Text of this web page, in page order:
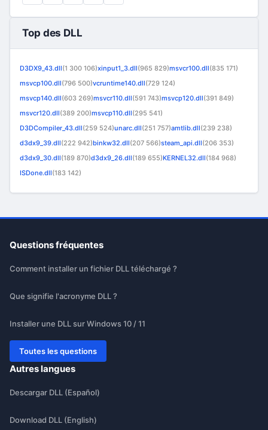
Top des DLL
D3DX9_43.dll(1 300 106)xinput1_3.dll(965 829)msvcr100.dll(835 171)
msvcp100.dll(796 500)vcruntime140.dll(729 124)
msvcp140.dll(603 269)msvcr110.dll(591 743)msvcp120.dll(391 849)
msvcr120.dll(389 200)msvcp110.dll(295 541)
D3DCompiler_43.dll(259 524)unarc.dll(251 757)amtlib.dll(239 238)
d3dx9_39.dll(222 942)binkw32.dll(207 566)steam_api.dll(206 353)
d3dx9_30.dll(189 870)d3dx9_26.dll(189 655)KERNEL32.dll(184 968)
ISDone.dll(183 142)
Questions fréquentes
Comment installer un fichier DLL téléchargé ?
Que signifie l'acronyme DLL ?
Installer une DLL sur Windows 10 / 11
Toutes les questions
Autres langues
Descargar DLL (Español)
Download DLL (English)